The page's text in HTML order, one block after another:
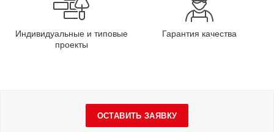
Индивидуальные и типовые
проекты
Гарантия качества
ОСТАВИТЬ ЗАЯВКУ